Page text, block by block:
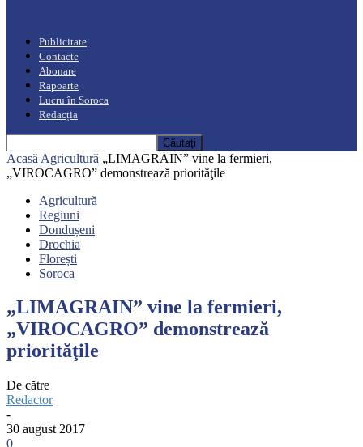
Publicitate
Contacte
Abonare
Rapoarte
Lucru în Soroca
Redacția
Acasă Agricultură „LIMAGRAIN” vine la fermieri,
„VIROCAGRO” demonstrează priorităţile
Agricultură
Regiuni
Dondușeni
Drochia
Florești
Soroca
„LIMAGRAIN” vine la fermieri,
„VIROCAGRO” demonstrează
priorităţile
De către
Redactor
-
30 august 2017
0